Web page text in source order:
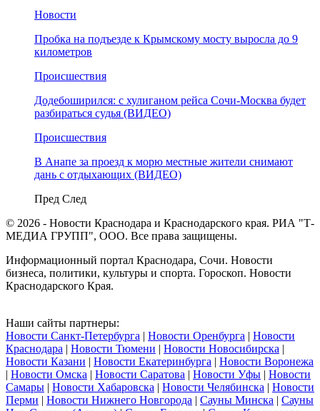
Новости
Пробка на подъезде к Крымскому мосту выросла до 9
километров
Происшествия
Додебоширился: с хулиганом рейса Сочи-Москва будет
разбираться судья (ВИДЕО)
Происшествия
В Анапе за проезд к морю местные жители снимают
дань с отдыхающих (ВИДЕО)
Пред След
© 2026 - Новости Краснодара и Краснодарского края. РИА "Т-
МЕДИА ГРУПП", ООО. Все права защищены.
Информационный портал Краснодара, Сочи. Новости
бизнеса, политики, культуры и спорта. Гороскоп. Новости
Краснодарского Края.
Наши сайты партнеры:
Новости Санкт-Петербурга | Новости Оренбурга | Новости
Краснодара | Новости Тюмени | Новости Новосибирска |
Новости Казани | Новости Екатеринбурга | Новости Воронежа
| Новости Омска | Новости Саратова | Новости Уфы | Новости
Самары | Новости Хабаровска | Новости Челябинска | Новости
Перми | Новости Нижнего Новгорода | Сауны Минска | Сауны